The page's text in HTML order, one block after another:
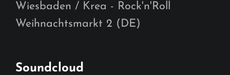
Wiesbaden / Krea - Rock'n'Roll
Weihnachtsmarkt 2 (DE)
Soundcloud